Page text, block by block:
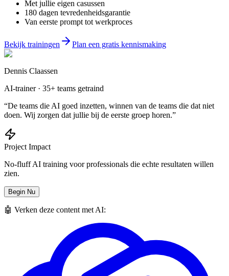
Met jullie eigen casussen
180 dagen tevredenheidsgarantie
Van eerste prompt tot werkproces
Bekijk trainingen Plan een gratis kennismaking
Dennis Claassen
AI-trainer · 35+ teams getraind
“De teams die AI goed inzetten, winnen van de teams die dat niet
doen. Wij zorgen dat jullie bij de eerste groep horen.”
Project Impact
No-fluff AI training voor professionals die echte resultaten willen
zien.
Begin Nu
🤖 Verken deze content met AI: